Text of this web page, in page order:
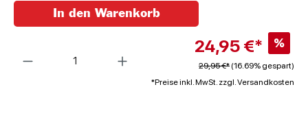
24,95 €* %
29,95 €* (16.69% gespart)
*Preise inkl. MwSt. zzgl. Versandkosten
In den Warenkorb